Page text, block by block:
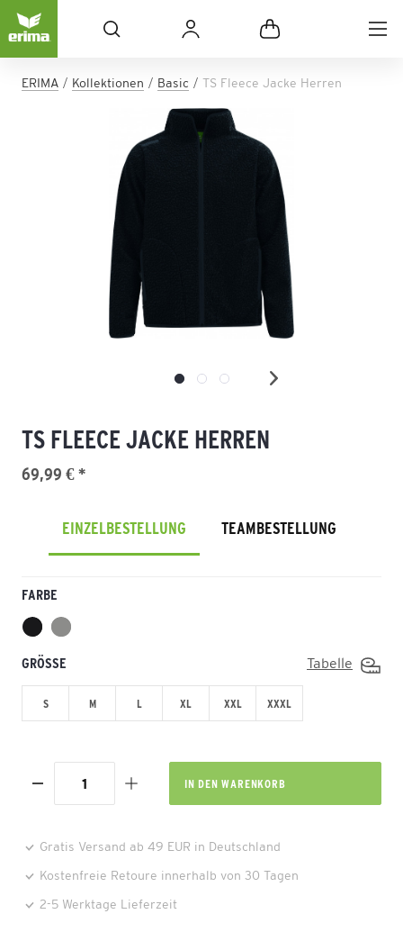
ERIMA Kollektionen Basic TS Fleece Jacke Herren
TS FLEECE JACKE HERREN
69,99 € *
EINZELBESTELLUNG TEAMBESTELLUNG
FARBE
GRÖSSE Tabelle
S M L XL XXL XXXL
IN DEN WARENKORB
Gratis Versand ab 49 EUR in Deutschland
Kostenfreie Retoure innerhalb von 30 Tagen
2-5 Werktage Lieferzeit